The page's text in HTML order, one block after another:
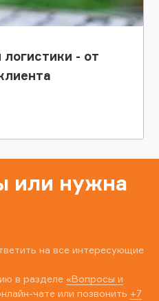
- от
или нужна
на все интересующие
в разделе «Вопросы и
чате или позвонить +7